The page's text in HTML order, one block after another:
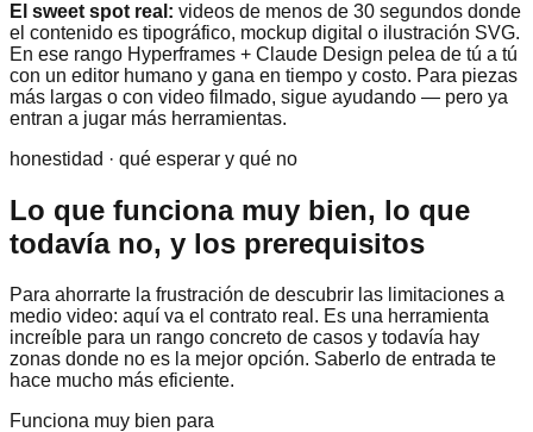
El sweet spot real: videos de menos de 30 segundos donde
el contenido es tipográfico, mockup digital o ilustración SVG.
En ese rango Hyperframes + Claude Design pelea de tú a tú
con un editor humano y gana en tiempo y costo. Para piezas
más largas o con video filmado, sigue ayudando — pero ya
entran a jugar más herramientas.
honestidad · qué esperar y qué no
Lo que funciona muy bien, lo que
todavía no, y los prerequisitos
Para ahorrarte la frustración de descubrir las limitaciones a
medio video: aquí va el contrato real. Es una herramienta
increíble para un rango concreto de casos y todavía hay
zonas donde no es la mejor opción. Saberlo de entrada te
hace mucho más eficiente.
Funciona muy bien para